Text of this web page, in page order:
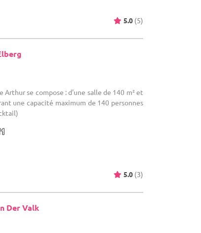
5.0 (5)
Arthur se compose : d'une salle de 140 m² et
une capacité maximum de 140 personnes
5.0 (3)
Der Valk